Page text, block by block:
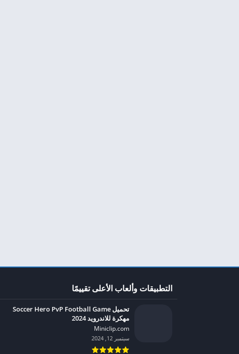
التطبيقات وألعاب الأعلى تقييمًا
تحميل Soccer Hero PvP Football Game
مهكرة للاندرويد 2024
Miniclip.com‏
سبتمبر 12, 2024